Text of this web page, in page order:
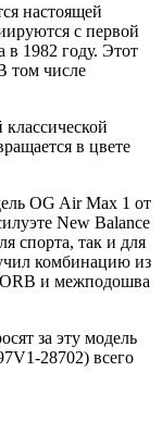
настоящей
с первой
в 1982 году. Этот
том числе
в цвете
OG Air Max 1 от
New Balance
спорта, так и для
комбинацию из
и межподошва
за эту модель
28702) всего